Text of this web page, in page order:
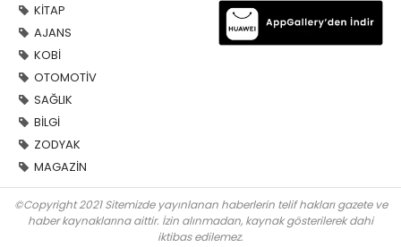
KİTAP
AJANS
KOBİ
OTOMOTİV
SAĞLIK
BİLGİ
ZODYAK
MAGAZİN
©Copyright 2021 Sitemizde yayınlanan haberlerin telif hakları gazete ve
haber kaynaklarına aittir. İzin alınmadan, kaynak gösterilerek dahi
iktibas edilemez.